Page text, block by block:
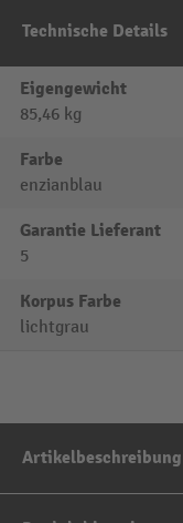
Technische Details
Eigengewicht
85,46 kg
Farbe
enzianblau
Garantie Lieferant
5
Korpus Farbe
lichtgrau
Artikelbeschreibung